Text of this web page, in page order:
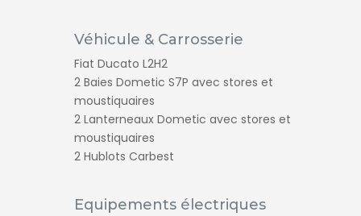
Véhicule & Carrosserie
Fiat Ducato L2H2
2 Baies Dometic S7P avec stores et
moustiquaires
2 Lanterneaux Dometic avec stores et
moustiquaires
2 Hublots Carbest
Equipements électriques